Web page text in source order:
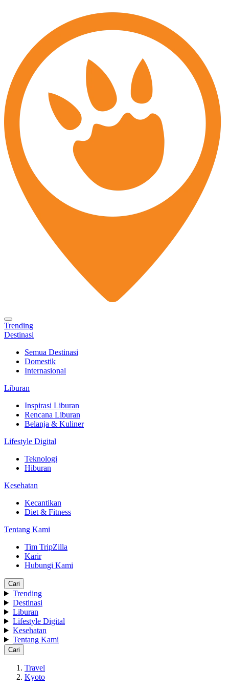
Trending
Destinasi
Semua Destinasi
Domestik
Internasional
Liburan
Inspirasi Liburan
Rencana Liburan
Belanja & Kuliner
Lifestyle Digital
Teknologi
Hiburan
Kesehatan
Kecantikan
Diet & Fitness
Tentang Kami
Tim TripZilla
Karir
Hubungi Kami
Cari
Trending
Destinasi
Liburan
Lifestyle Digital
Kesehatan
Tentang Kami
Cari
Travel
Kyoto